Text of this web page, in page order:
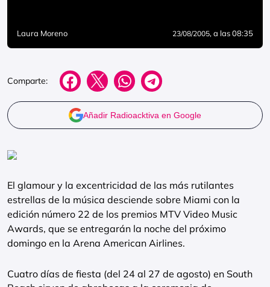
Laura Moreno 23/08/2005, a las 08:35
Comparte:
Añadir Radioacktiva en Google
El glamour y la excentricidad de las más rutilantes
estrellas de la música desciende sobre Miami con la
edición número 22 de los premios MTV Video Music
Awards, que se entregarán la noche del próximo
domingo en la Arena American Airlines.
Cuatro días de fiesta (del 24 al 27 de agosto) en South